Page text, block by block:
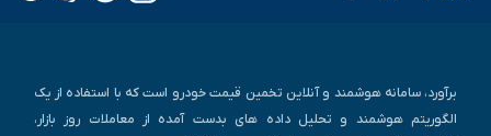
برآورد، سامانه هوشمند و آنلاین تخمین قیمت خودرو است که با استفاده از یک
الگوریتم هوشمند و تحلیل داده های بدست آمده از معاملات روز بازار،